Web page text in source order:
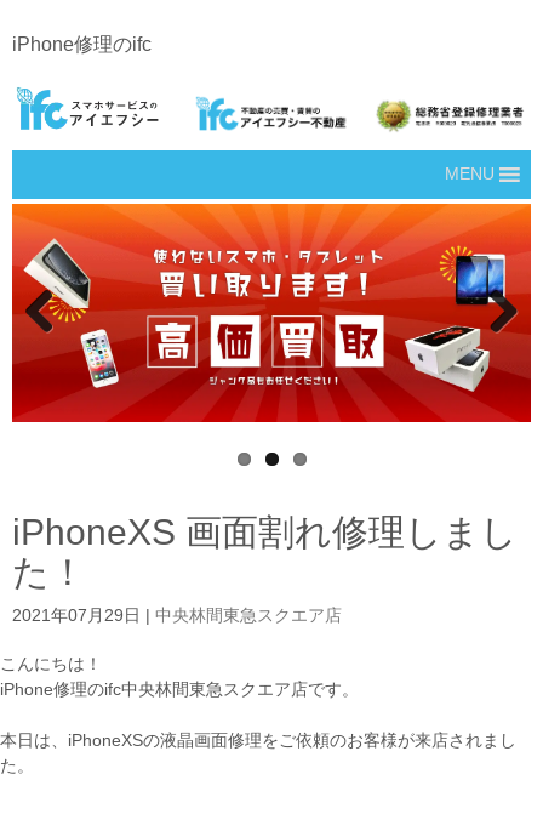
iPhone修理のifc
MENU
ious
Next
iPhoneXS 画面割れ修理しまし
た！
2021年07月29日 | 中央林間東急スクエア店
こんにちは！
iPhone修理のifc中央林間東急スクエア店です。
本日は、iPhoneXSの液晶画面修理をご依頼のお客様が来店されまし
た。